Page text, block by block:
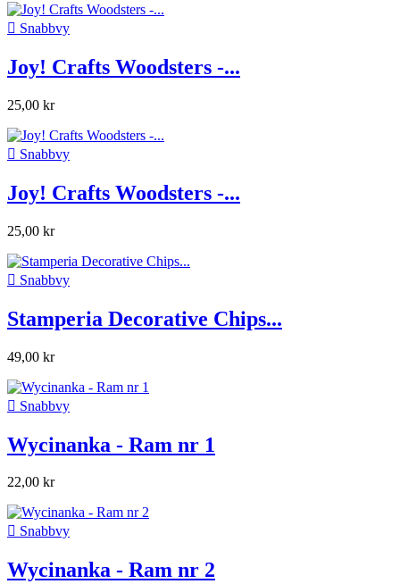
 Snabbvy
Joy! Crafts Woodsters -...
25,00 kr
 Snabbvy
Joy! Crafts Woodsters -...
25,00 kr
 Snabbvy
Stamperia Decorative Chips...
49,00 kr
 Snabbvy
Wycinanka - Ram nr 1
22,00 kr
 Snabbvy
Wycinanka - Ram nr 2